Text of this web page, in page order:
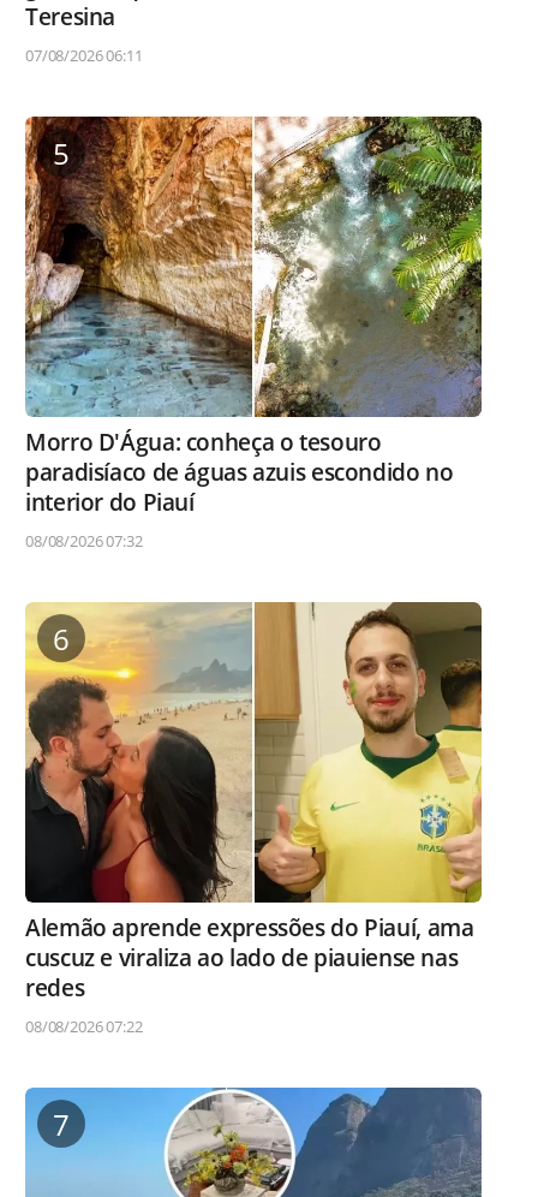
Teresina
07/08/2026 06:11
5
Morro D'Água: conheça o tesouro
paradisíaco de águas azuis escondido no
interior do Piauí
08/08/2026 07:32
6
Alemão aprende expressões do Piauí, ama
cuscuz e viraliza ao lado de piauiense nas
redes
08/08/2026 07:22
7